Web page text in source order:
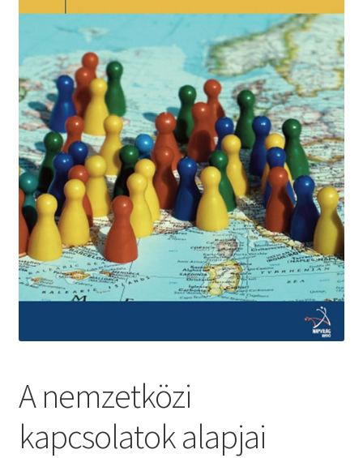
A nemzetközi
kapcsolatok alapjai